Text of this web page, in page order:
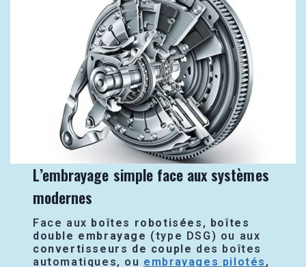
L’embrayage simple face aux systèmes
modernes
Face aux boîtes robotisées , boîtes
double embrayage (type DSG) ou aux
convertisseurs de couple des boîtes
automatiques, ou embrayages pilotés ,